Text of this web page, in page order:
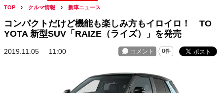
TOP クルマ情報 新車ニュース
コンパクトだけど機能も楽しみ方もイロイロ！ TO
YOTA 新型SUV「RAIZE（ライズ）」を発売
2019.11.05 11:00